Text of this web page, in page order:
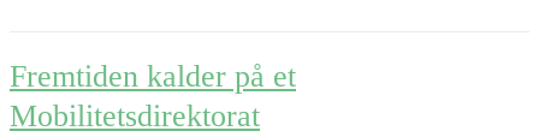
Post
navigation
Fremtiden kalder på et
Mobilitetsdirektorat